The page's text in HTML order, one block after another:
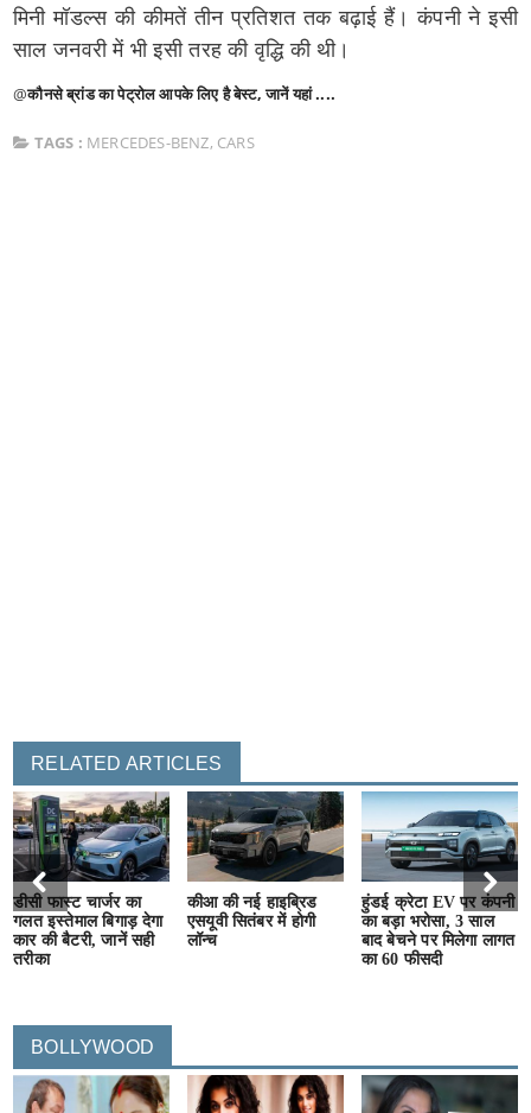
मिनी मॉडल्स की कीमतें तीन प्रतिशत तक बढ़ाई हैं। कंपनी ने इसी
साल जनवरी में भी इसी तरह की वृद्धि की थी।
@कौनसे ब्रांड का पेट्रोल आपके लिए है बेस्ट, जानें यहां ....
TAGS : MERCEDES-BENZ, CARS
RELATED ARTICLES
डीसी फास्ट चार्जर का
गलत इस्तेमाल बिगाड़ देगा
कार की बैटरी, जानें सही
तरीका
कीआ की नई हाइब्रिड
एसयूवी सितंबर में होगी
लॉन्च
हुंडई क्रेटा EV पर कंपनी
का बड़ा भरोसा, 3 साल
बाद बेचने पर मिलेगा लागत
का 60 फीसदी
BOLLYWOOD